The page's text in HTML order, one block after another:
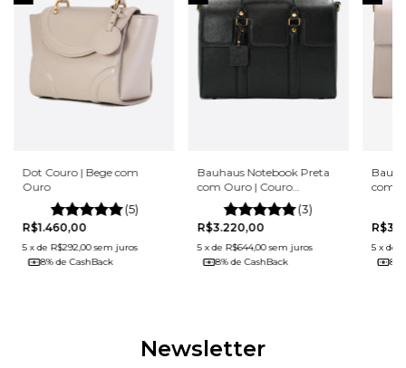
Dot Couro | Bege com
Ouro
(5)
R$1.460,00
5 xde R$292,00 sem juros
8% de CashBack
Bauhaus Notebook Preta
com Ouro | Couro
Legítimo
(3)
R$3.220,00
5 xde R$644,00 sem juros
8% de CashBack
com
5 x de
8%
Newsletter